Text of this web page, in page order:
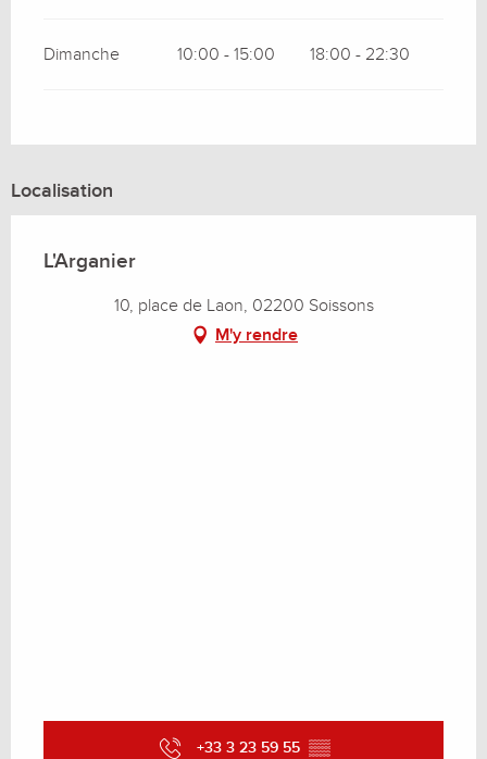
Dimanche 10:00 - 15:00 18:00 - 22:30
Localisation
L'Arganier
10, place de Laon, 02200 Soissons
M'y rendre
+33 3 23 59 55 ▒▒